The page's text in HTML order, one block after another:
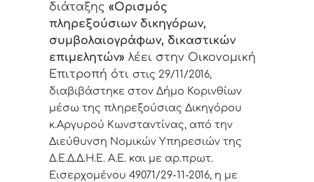
διάταξης «Ορισμός
πληρεξούσιων δικηγόρων,
συμβολαιογράφων, δικαστικών
επιμελητών» λέει στην Οικονομική
Επιτροπή ότι στις 29/11/2016,
διαβιβάστηκε στον Δήμο Κορινθίων
μέσω της πληρεξούσιας Δικηγόρου
κ.Αργυρού Κωνσταντίνας, από την
Διεύθυνση Νομικών Υπηρεσιών της
Δ.Ε.Δ.Δ.Η.Ε. Α.Ε. και με αρ.πρωτ.
Εισερχομένου 49071/29-11-2016, η με